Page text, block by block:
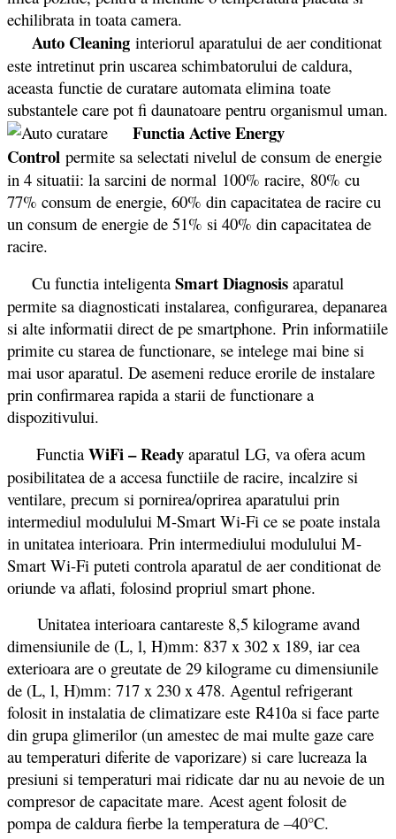
echilibrata in toata camera.
Auto Cleaning interiorul aparatului de aer conditionat
este intretinut prin uscarea schimbatorului de caldura,
aceasta functie de curatare automata elimina toate
substantele care pot fi daunatoare pentru organismul uman.
Functia Active Energy
Control permite sa selectati nivelul de consum de energie
in 4 situatii: la sarcini de normal 100% racire, 80% cu
77% consum de energie, 60% din capacitatea de racire cu
un consum de energie de 51% si 40% din capacitatea de
racire.
Cu functia inteligenta Smart Diagnosis aparatul
permite sa diagnosticati instalarea, configurarea, depanarea
si alte informatii direct de pe smartphone. Prin informatiile
primite cu starea de functionare, se intelege mai bine si
mai usor aparatul. De asemeni reduce erorile de instalare
prin confirmarea rapida a starii de functionare a
dispozitivului.
Functia WiFi – Ready aparatul LG, va ofera acum
posibilitatea de a accesa functiile de racire, incalzire si
ventilare, precum si pornirea/oprirea aparatului prin
intermediul modulului M-Smart Wi-Fi ce se poate instala
in unitatea interioara. Prin intermediului modulului M-
Smart Wi-Fi puteti controla aparatul de aer conditionat de
oriunde va aflati, folosind propriul smart phone.
Unitatea interioara cantareste 8,5 kilograme avand
dimensiunile de (L, l, H)mm: 837 x 302 x 189, iar cea
exterioara are o greutate de 29 kilograme cu dimensiunile
de (L, l, H)mm: 717 x 230 x 478. Agentul refrigerant
folosit in instalatia de climatizare este R410a si face parte
din grupa glimerilor (un amestec de mai multe gaze care
au temperaturi diferite de vaporizare) si care lucreaza la
presiuni si temperaturi mai ridicate dar nu au nevoie de un
compresor de capacitate mare. Acest agent folosit de
pompa de caldura fierbe la temperatura de –40°C.